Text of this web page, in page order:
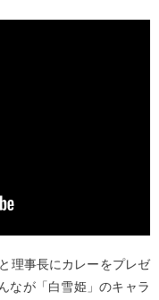
理事長にカレーをプレゼ
なが「白雪姫」のキャラ